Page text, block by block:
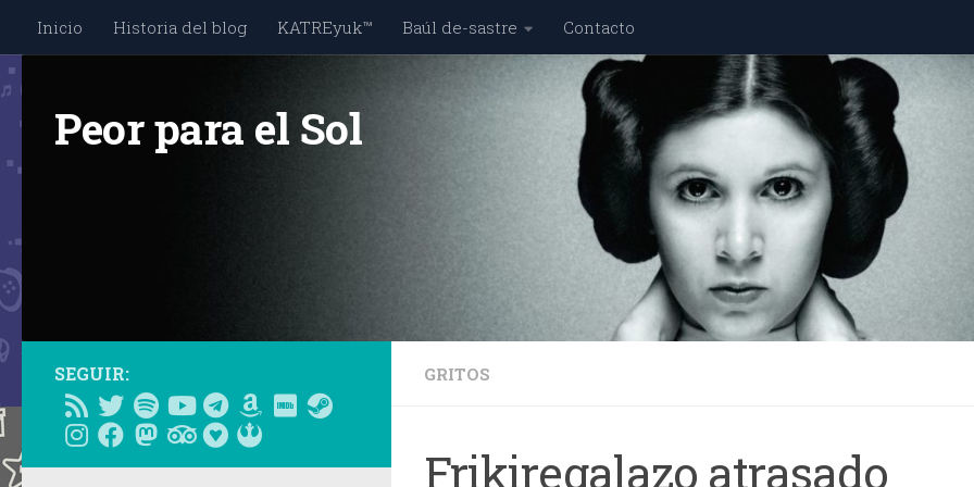
Saltar al contenido
Inicio Historia del blog KATREyuk™ Baúl de-sastre Contacto
Peor para el Sol
GRITOS
Frikiregalazo atrasado
SEGUIR: